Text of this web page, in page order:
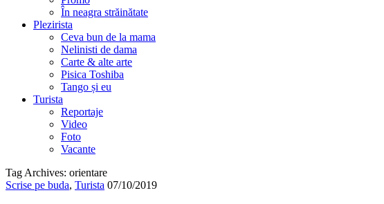
În neagra străinătate
Plezirista
Ceva bun de la mama
Nelinisti de dama
Carte & alte arte
Pisica Toshiba
Tango și eu
Turista
Reportaje
Video
Foto
Vacante
Tag Archives: orientare
Scrise pe buda, Turista 07/10/2019